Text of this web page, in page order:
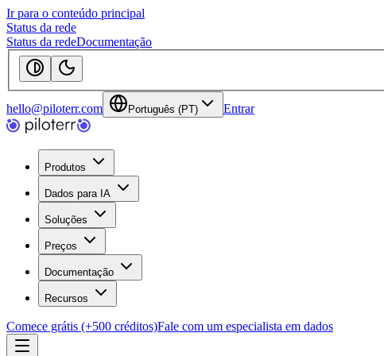
Ir para o conteúdo principal
Status da rede
Status da redeDocumentação
hello@piloterr.com Português (PT) Entrar
Produtos
Dados para IA
Soluções
Preços
Documentação
Recursos
Comece grátis (+500 créditos)Fale com um especialista em dados